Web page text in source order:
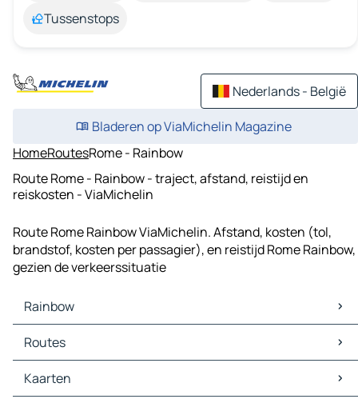
Tussenstops
Nederlands - België
Bladeren op ViaMichelin Magazine
HomeRoutesRome - Rainbow
Route Rome - Rainbow - traject, afstand, reistijd en
reiskosten - ViaMichelin
Route Rome Rainbow ViaMichelin. Afstand, kosten (tol,
brandstof, kosten per passagier), en reistijd Rome Rainbow,
gezien de verkeerssituatie
Rainbow
Rainbow Kaarten
Rainbow Verkeer
Rainbow Hotels
Rainbow Restaurants
Routes
Routes Rainbow - Kenmare
Routes Rainbow - Yaapeet
Kaarten